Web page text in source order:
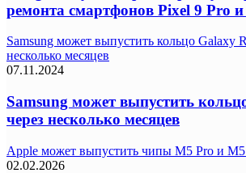
ремонта смартфонов Pixel 9 Pro
Samsung может выпустить кольцо Galaxy
несколько месяцев
07.11.2024
Samsung может выпустить
через несколько месяцев
Apple может выпустить чипы M5 Pro и
02.02.2026